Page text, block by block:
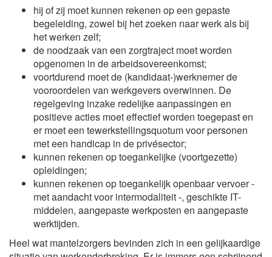
hij of zij moet kunnen rekenen op een gepaste
begeleiding, zowel bij het zoeken naar werk als bij
het werken zelf;
de noodzaak van een zorgtraject moet worden
opgenomen in de arbeidsovereenkomst;
voortdurend moet de (kandidaat-)werknemer de
vooroordelen van werkgevers overwinnen. De
regelgeving inzake redelijke aanpassingen en
positieve acties moet effectief worden toegepast en
er moet een tewerkstellingsquotum voor personen
met een handicap in de privésector;
kunnen rekenen op toegankelijke (voortgezette)
opleidingen;
kunnen rekenen op toegankelijk openbaar vervoer -
met aandacht voor intermodaliteit -, geschikte IT-
middelen, aangepaste werkposten en aangepaste
werktijden.
Heel wat mantelzorgers bevinden zich in een gelijkaardige